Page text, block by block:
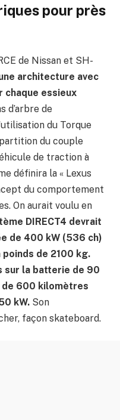
pour près
de Nissan et SH-
architecture avec
chaque essieux
d’arbre de
du Torque
du couple
de traction à
définira la « Lexus
du comportement
On aurait voulu en
DIRECT4 devrait
de 400 kW (536 ch)
de 2100 kg.
sur la batterie de 90
de 600 kilomètres
kW. Son
façon skateboard.